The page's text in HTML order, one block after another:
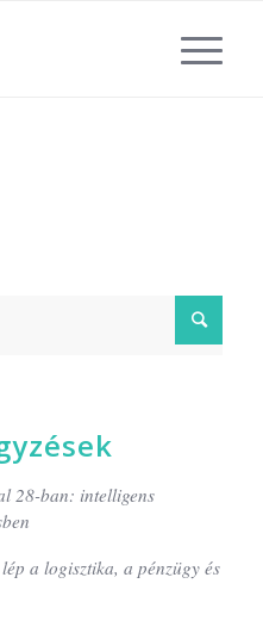
28-ban: intelligens
a logisztika, a pénzügy és